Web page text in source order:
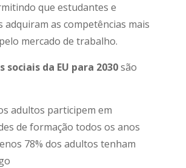
que estudantes e
adquiram as competências mais
mercado de trabalho.
sociais da EU para 2030são
adultos participem em
de formação todos os anos
78% dos adultos tenham